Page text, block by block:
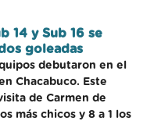
14 y Sub 16 se
goleadas
debutaron en el
Chacabuco. Este
de Carmen de
más chicos y 8 a 1 los